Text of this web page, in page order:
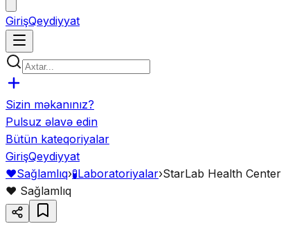
GirişQeydiyyat
Sizin məkanınız?
Pulsuz əlavə edin
Bütün kateqoriyalar
GirişQeydiyyat
❤️Sağlamlıq›🧪Laboratoriyalar›StarLab Health Center
❤️ Sağlamlıq